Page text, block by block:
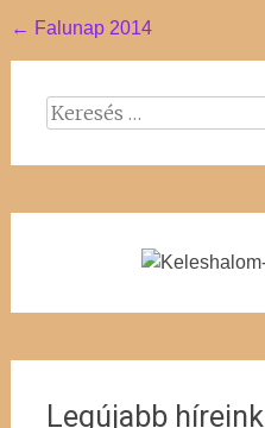
Post
navigation
← Falunap 2014
Keresés:
Legújabb híreink